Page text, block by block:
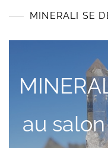
MINERALI SE
au